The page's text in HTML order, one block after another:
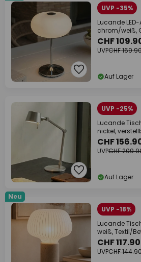
UVP -35%
Lucande
chrom/weiß,
CHF
UVPCHF
Auf Lager
UVP -25%
Lucande
nickel,
CHF
UVPCHF
Auf Lager
Neu
UVP -18%
Lucande
weiß, Textil/
CHF 117.90
UVPCHF